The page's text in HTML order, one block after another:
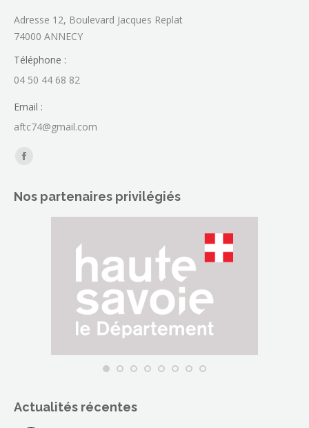
Adresse 12, Boulevard Jacques Replat
74000 ANNECY
Téléphone :
04 50 44 68 82
Email :
aftc74@gmail.com
Trouvez nous sur :
La
Facebook
s'ouvre
Nos partenaires privilégiés
Actualités récentes